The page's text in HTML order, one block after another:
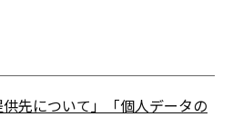
供先について」「個人データの